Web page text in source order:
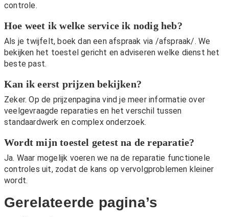
controle.
Hoe weet ik welke service ik nodig heb?
Als je twijfelt, boek dan een afspraak via /afspraak/. We
bekijken het toestel gericht en adviseren welke dienst het
beste past.
Kan ik eerst prijzen bekijken?
Zeker. Op de prijzenpagina vind je meer informatie over
veelgevraagde reparaties en het verschil tussen
standaardwerk en complex onderzoek.
Wordt mijn toestel getest na de reparatie?
Ja. Waar mogelijk voeren we na de reparatie functionele
controles uit, zodat de kans op vervolgproblemen kleiner
wordt.
Gerelateerde pagina’s